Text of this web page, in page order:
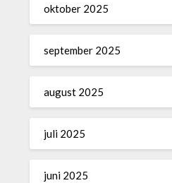
oktober 2025
september 2025
august 2025
juli 2025
juni 2025